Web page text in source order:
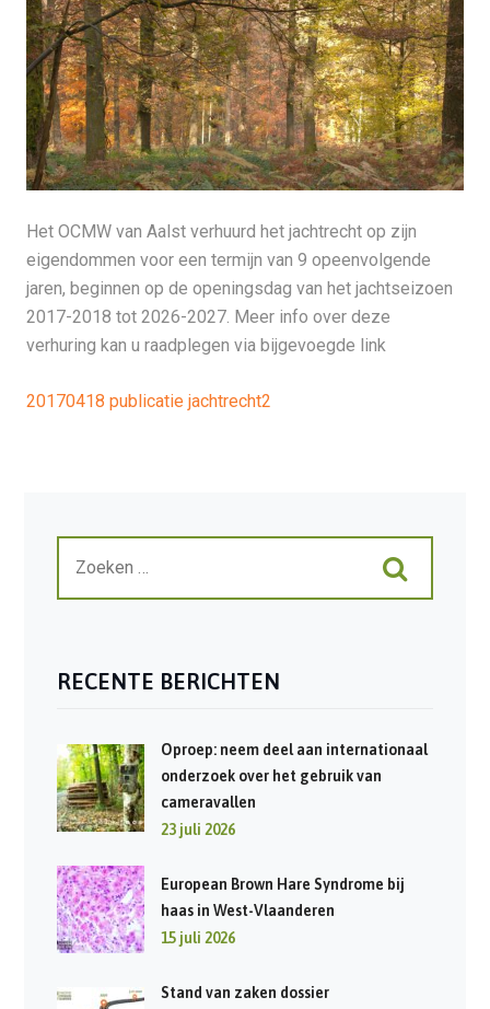
Het OCMW van Aalst verhuurd het jachtrecht op zijn
eigendommen voor een termijn van 9 opeenvolgende
jaren, beginnen op de openingsdag van het jachtseizoen
2017-2018 tot 2026-2027. Meer info over deze
verhuring kan u raadplegen via bijgevoegde link
20170418 publicatie jachtrecht2
RECENTE BERICHTEN
Oproep: neem deel aan internationaal
onderzoek over het gebruik van
cameravallen
23 juli 2026
European Brown Hare Syndrome bij
haas in West-Vlaanderen
15 juli 2026
Stand van zaken dossier